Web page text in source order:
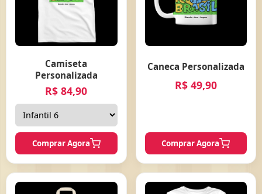
Camiseta
Personalizada
R$ 84,90
Comprar Agora
Caneca Personalizada
R$ 49,90
Comprar Agora